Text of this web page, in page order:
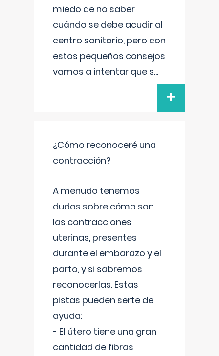
miedo de no saber
cuándo se debe acudir al
centro sanitario, pero con
estos pequeños consejos
vamos a intentar que s...
+
¿Cómo reconoceré una
contracción?
A menudo tenemos
dudas sobre cómo son
las contracciones
uterinas, presentes
durante el embarazo y el
parto, y si sabremos
reconocerlas. Estas
pistas pueden serte de
ayuda:
- El útero tiene una gran
cantidad de fibras